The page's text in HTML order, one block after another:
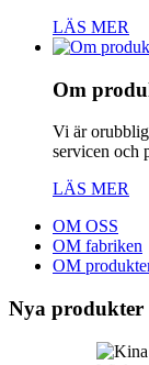
LÄS MER
Om
Vi är
servicen och
LÄS MER
OM OSS
OM fabriken
OM
Nya produkter